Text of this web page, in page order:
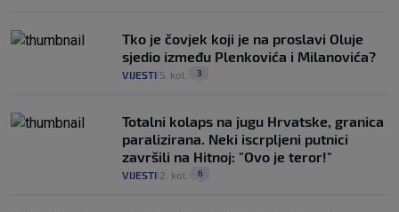
Tko je čovjek koji je na proslavi Oluje
sjedio između Plenkovića i Milanovića?
VIJESTI 5. kol. 3
Totalni kolaps na jugu Hrvatske, granica
paralizirana. Neki iscrpljeni putnici
završili na Hitnoj: "Ovo je teror!"
VIJESTI 2. kol. 6